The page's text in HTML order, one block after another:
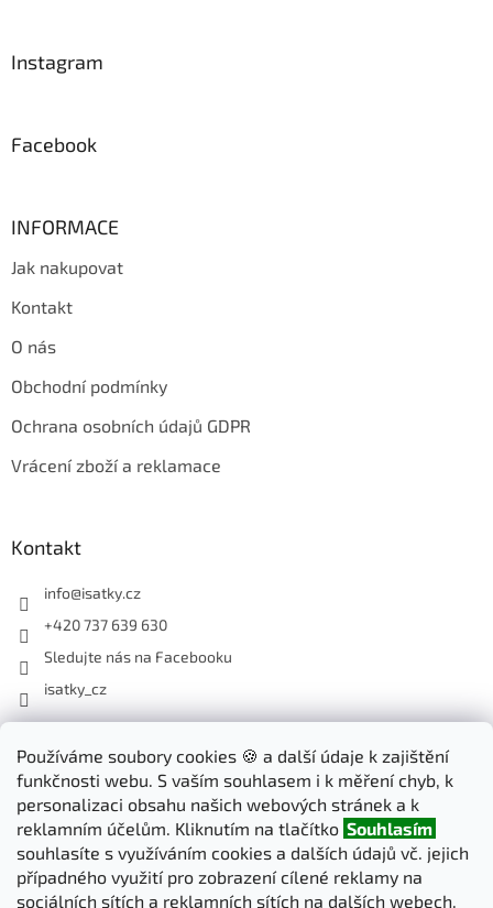
Používáme soubory cookies 🍪 a další údaje k zajištění
funkčnosti webu. S vaším souhlasem i k měření chyb, k
personalizaci obsahu našich webových stránek a k
reklamním účelům. Kliknutím na tlačítko Souhlasím
souhlasíte s využíváním cookies a dalších údajů vč. jejich
případného využití pro zobrazení cílené reklamy na
sociálních sítích a reklamních sítích na dalších webech.
Instagram
Facebook
INFORMACE
Jak nakupovat
Kontakt
O nás
Obchodní podmínky
Ochrana osobních údajů GDPR
Vrácení zboží a reklamace
Kontakt
info@isatky.cz
+420 737 639 630
Sledujte nás na Facebooku
isatky_cz
Odebírat newsletter
Vložte svůj e-mail a my vám budeme zasílat informace o nových
produktech na našem e-shopu.
E-mail